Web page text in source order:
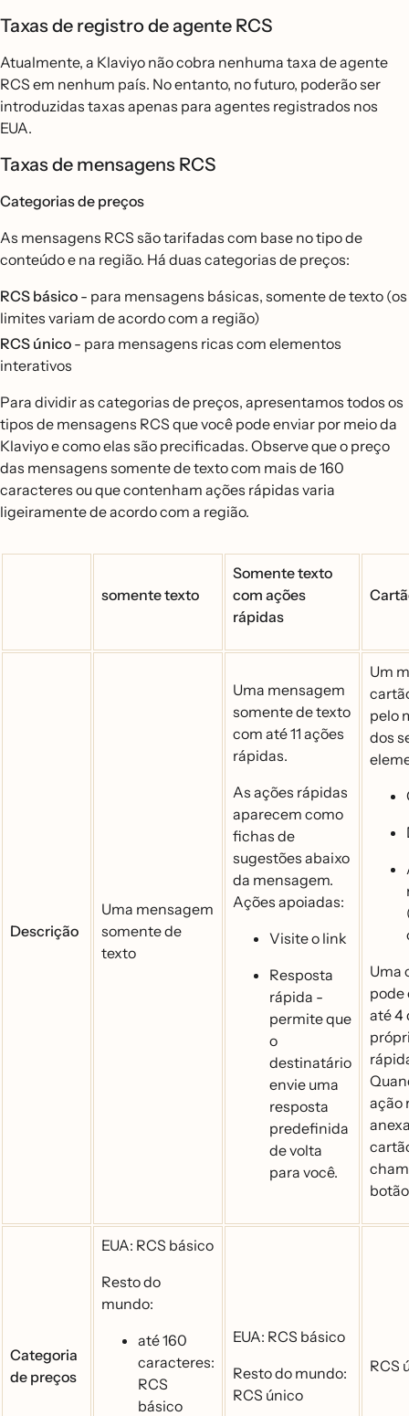
Taxas de registro de agente RCS
Atualmente, a Klaviyo não cobra nenhuma taxa de agente
RCS em nenhum país. No entanto, no futuro, poderão ser
introduzidas taxas apenas para agentes registrados nos
EUA.
Taxas de mensagens RCS
Categorias de preços
As mensagens RCS são tarifadas com base no tipo de
conteúdo e na região. Há duas categorias de preços:
RCS básico - para mensagens básicas, somente de texto (os
limites variam de acordo com a região)
RCS único - para mensagens ricas com elementos
interativos
Para dividir as categorias de preços, apresentamos todos os
tipos de mensagens RCS que você pode enviar por meio da
Klaviyo e como elas são precificadas. Observe que o preço
das mensagens somente de texto com mais de 160
caracteres ou que contenham ações rápidas varia
ligeiramente de acordo com a região.
somente texto
Somente texto
com ações
rápidas
Descrição
Uma mensagem
somente de
texto
Uma mensagem
somente de texto
com até 11 ações
rápidas.
As ações rápidas
aparecem como
fichas de
sugestões abaixo
da mensagem.
Ações apoiadas:
Visite o link
Resposta
rápida -
permite que
o
destinatário
envie uma
resposta
predefinida
de volta
para você.
Um
pelo
dos
Uma
pode
até 4
ação
Categoria
de preços
EUA: RCS básico
Resto do
mundo:
até 160
caracteres:
RCS
básico
EUA: RCS básico
Resto do mundo:
RCS único
RCS